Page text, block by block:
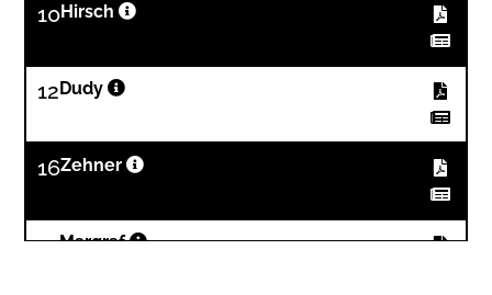
10Hirsch
12 Dudy
16Zehner
21Margraf